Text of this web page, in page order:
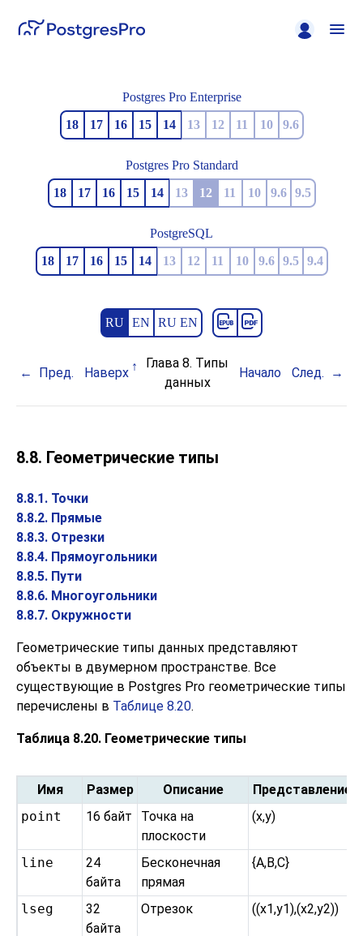
Postgres Pro Enterprise
18
17 16 15 14 13 12 11 10 9.6
Postgres Pro Standard
18
17 16 15 14 13 12 11 10 9.6 9.5
PostgreSQL
18
17 16 15 14 13 12 11 10 9.6 9.5 9.4
RU EN RU EN
Пред. Наверх
Глава 8. Типы
данных
Начало След.
8.8. Геометрические типы
8.8.1. Точки
8.8.2. Прямые
8.8.3. Отрезки
8.8.4. Прямоугольники
8.8.5. Пути
8.8.6. Многоугольники
8.8.7. Окружности
Геометрические типы данных представляют
объекты в двумерном пространстве. Все
существующие в Postgres Pro геометрические типы
перечислены в Таблице 8.20.
Таблица 8.20. Геометрические типы
Имя Размер Описание
Представление
point
16 байт
Точка на
плоскости
(x,y)
line
24
байта
Бесконечная
прямая
{A,B,C}
lseg
32
байта
Отрезок ((x1,y1),(x2,y2))